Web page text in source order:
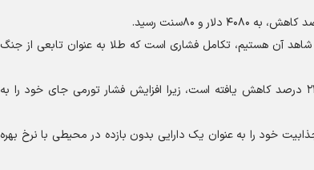
آن هستیم، تکامل فشاری است که طلا به عنوان تابعی از جنگ
قیمت طلا از زمان آغاز تجاوز آمریکایی صهیونی به ایران در اواخر فوریه حدود ۲۳ درصد کاهش یافته است، زیرا افزایش فشار تورمی جای خود را به
خود را به عنوان یک دارایی بدون بازده در محیطی با نرخ بهره